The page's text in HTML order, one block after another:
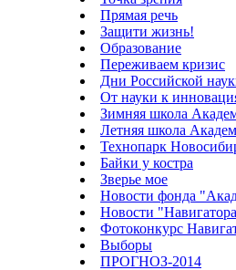
Прямая речь
Защити жизнь!
Образование
Переживаем кризис
Дни Российской
От науки к
Зимняя школа
Летняя школа
Технопарк
Байки у костра
Зверье мое
Новости фонда
Новости
Фотоконкурс
Выборы
ПРОГНОЗ-2014